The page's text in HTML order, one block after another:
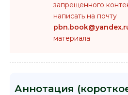
запрещенного
написать на почту
материала
Аннотация